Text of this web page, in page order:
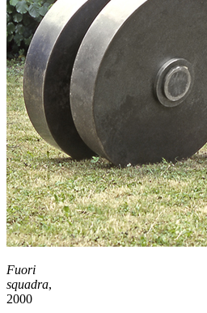
Fuori
squadra,
2000